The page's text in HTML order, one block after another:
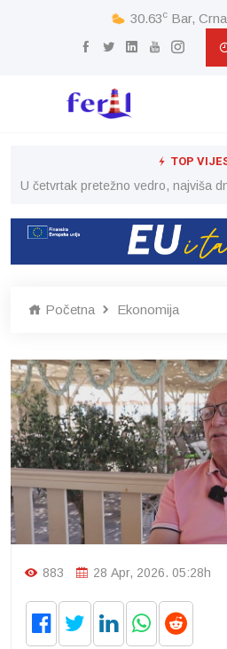
30.63c Bar,
TOP
U četvrtak pretežno vedro, najviša
Početna Ekonomija
883 28 Apr, 2026. 05:28h